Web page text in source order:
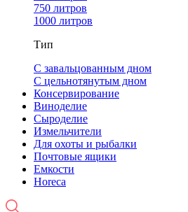
750 литров
1000 литров
Тип
С завальцованным дном
С цельнотянутым дном
Консервирование
Виноделие
Сыроделие
Измельчители
Для охоты и рыбалки
Почтовые ящики
Емкости
Horeca